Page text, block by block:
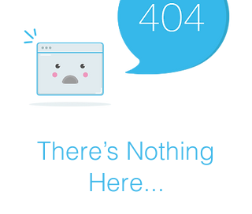
There’s Nothing
Here...